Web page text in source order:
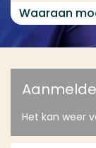
Waaraan
Het kan weer